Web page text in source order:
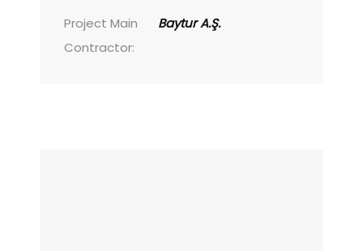
Project Main
Contractor:
Baytur A.Ş.